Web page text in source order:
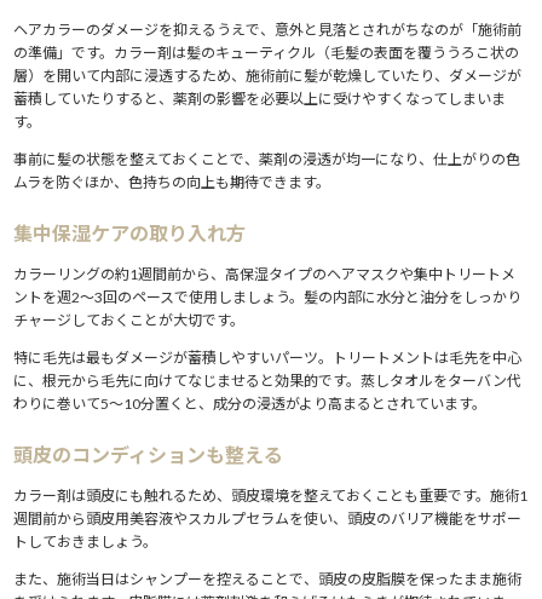
4.2.濡れた髪の扱いに注意する
4.3.紫外線対策と食事から内側のケアも意識する
5.ポイント⑤：カラーの頻度と「リタッチ」を上手に使い分け
る
5.2.カラーの間隔を空けるために「色持ちを伸ばす工夫」を
する
5.3.「イルミナカラー」「スロウカラー」などの低ダメージ
カラーも選択肢に
6.ポイント⑥：サロントリートメントで「プロの力」を借りる
6.1.ホームケアだけでは補いきれない部分をサポート
6.2.代表的なサロントリートメントの種類
6.3.サロントリートメントの頻度の目安
7. ポイント⑦：ナイトケアを味方につける「睡眠中のダメージ
対策」
7.2.枕カバーの素材を見直す
7.3.ゆるめのひとつ結びで寝るのもおすすめ
8.まとめ
9.もっと美容情報をチェック
ヘアカラーのダメージを抑えるうえで、意外と見落とされがちなのが「施術前
の準備」です。カラー剤は髪のキューティクル（毛髪の表面を覆ううろこ状の
層）を開いて内部に浸透するため、施術前に髪が乾燥していたり、ダメージが
蓄積していたりすると、薬剤の影響を必要以上に受けやすくなってしまいま
す。
事前に髪の状態を整えておくことで、薬剤の浸透が均一になり、仕上がりの色
ムラを防ぐほか、色持ちの向上も期待できます。
集中保湿ケアの取り入れ方
カラーリングの約1週間前から、高保湿タイプのヘアマスクや集中トリートメ
ントを週2〜3回のペースで使用しましょう。髪の内部に水分と油分をしっかり
チャージしておくことが大切です。
特に毛先は最もダメージが蓄積しやすいパーツ。トリートメントは毛先を中心
に、根元から毛先に向けてなじませると効果的です。蒸しタオルをターバン代
わりに巻いて5〜10分置くと、成分の浸透がより高まるとされています。
頭皮のコンディションも整える
カラー剤は頭皮にも触れるため、頭皮環境を整えておくことも重要です。施術1
週間前から頭皮用美容液やスカルプセラムを使い、頭皮のバリア機能をサポー
トしておきましょう。
また、施術当日はシャンプーを控えることで、頭皮の皮脂膜を保ったまま施術